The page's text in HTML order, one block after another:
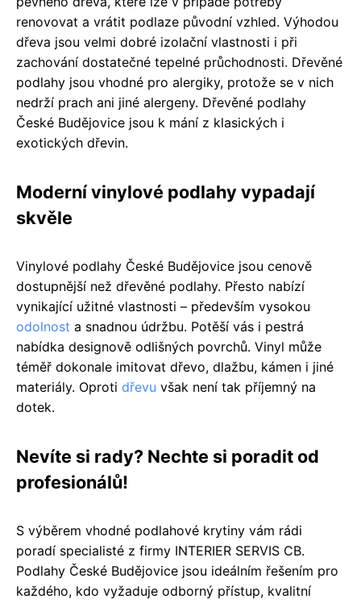
renovovat a vrátit podlaze původní vzhled. Výhodou
dřeva jsou velmi dobré izolační vlastnosti i při
zachování dostatečné tepelné průchodnosti. Dřevěné
podlahy jsou vhodné pro alergiky, protože se v nich
nedrží prach ani jiné alergeny. Dřevěné podlahy
České Budějovice jsou k mání z klasických i
exotických dřevin.
Moderní vinylové podlahy vypadají
skvěle
Vinylové podlahy České Budějovice jsou cenově
dostupnější než dřevěné podlahy. Přesto nabízí
vynikající užitné vlastnosti – především vysokou
odolnost a snadnou údržbu. Potěší vás i pestrá
nabídka designově odlišných povrchů. Vinyl může
téměř dokonale imitovat dřevo, dlažbu, kámen i jiné
materiály. Oproti dřevu však není tak příjemný na
dotek.
Nevíte si rady? Nechte si poradit od
profesionálů!
S výběrem vhodné podlahové krytiny vám rádi
poradí specialisté z firmy INTERIER SERVIS CB.
Podlahy České Budějovice jsou ideálním řešením pro
každého, kdo vyžaduje odborný přístup, kvalitní